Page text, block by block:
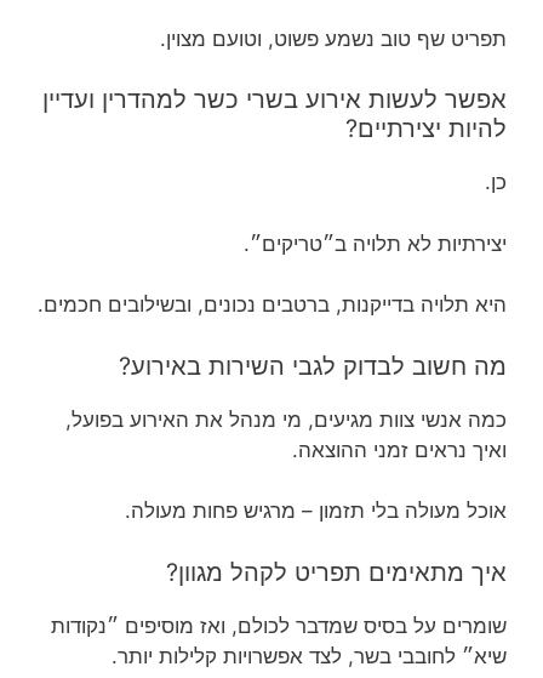
תפריט שף טוב נשמע פשוט, וטועם מצוין.
אפשר לעשות אירוע בשרי כשר למהדרין ועדיין
להיות יצירתיים?
כן.
יצירתיות לא תלויה ב״טריקים״.
היא תלויה בדייקנות, ברטבים נכונים, ובשילובים חכמים.
מה חשוב לבדוק לגבי השירות באירוע?
כמה אנשי צוות מגיעים, מי מנהל את האירוע בפועל,
ואיך נראים זמני ההוצאה.
אוכל מעולה בלי תזמון – מרגיש פחות מעולה.
איך מתאימים תפריט לקהל מגוון?
שומרים על בסיס שמדבר לכולם, ואז מוסיפים ״נקודות
שיא״ לחובבי בשר, לצד אפשרויות קלילות יותר.